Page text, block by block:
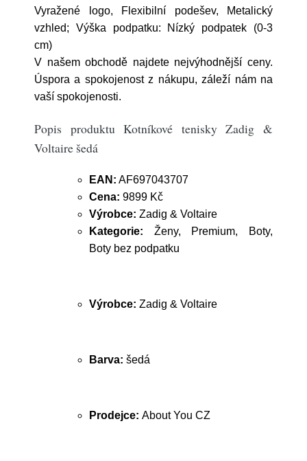
Vyražené logo, Flexibilní podešev, Metalický
vzhled; Výška podpatku: Nízký podpatek (0-3
cm)
V našem obchodě najdete nejvýhodnější ceny.
Úspora a spokojenost z nákupu, záleží nám na
vaší spokojenosti.
Popis produktu Kotníkové tenisky Zadig &
Voltaire šedá
EAN: AF697043707
Cena: 9899 Kč
Výrobce: Zadig & Voltaire
Kategorie: Ženy, Premium, Boty,
Boty bez podpatku
Výrobce: Zadig & Voltaire
Barva: šedá
Prodejce: About You CZ